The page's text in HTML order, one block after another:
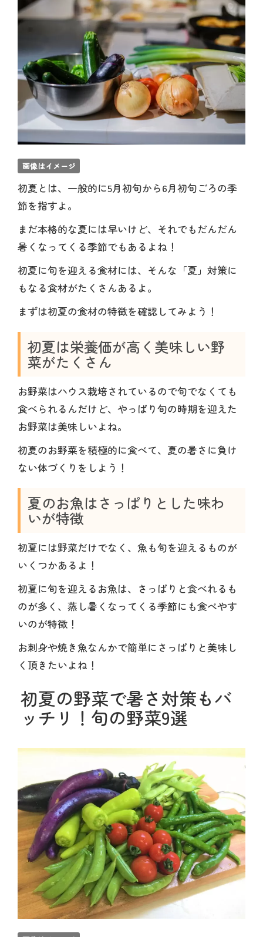
画像はイメージ
初夏とは、一般的に5月初旬から6月初旬ごろの季
節を指すよ。
まだ本格的な夏には早いけど、それでもだんだん
暑くなってくる季節でもあるよね！
初夏に旬を迎える食材には、そんな「夏」対策に
もなる食材がたくさんあるよ。
まずは初夏の食材の特徴を確認してみよう！
初夏は栄養価が高く美味しい野
菜がたくさん
お野菜はハウス栽培されているので旬でなくても
食べられるんだけど、やっぱり旬の時期を迎えた
お野菜は美味しいよね。
初夏のお野菜を積極的に食べて、夏の暑さに負け
ない体づくりをしよう！
夏のお魚はさっぱりとした味わ
いが特徴
初夏には野菜だけでなく、魚も旬を迎えるものが
いくつかあるよ！
初夏に旬を迎えるお魚は、さっぱりと食べれるも
のが多く、蒸し暑くなってくる季節にも食べやす
いのが特徴！
お刺身や焼き魚なんかで簡単にさっぱりと美味し
く頂きたいよね！
初夏の野菜で暑さ対策もバ
ッチリ！旬の野菜9選